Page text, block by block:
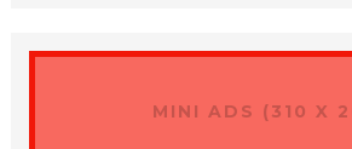
MINI ADS (310 X